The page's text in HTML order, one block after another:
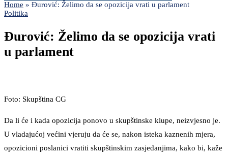
Home » Ðurović: Želimo da se opozicija vrati u parlament
Politika
Ðurović: Želimo da se opozicija vrati
u parlament
Foto: Skupština CG
Da li će i kada opozicija ponovo u skupštinske klupe, neizvjesno je.
U vladajućoj većini vjeruju da će se, nakon isteka kaznenih mjera,
opozicioni poslanici vratiti skupštinskim zasjedanjima, kako bi, kaže